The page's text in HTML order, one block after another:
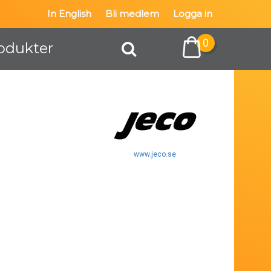
In English Bli medlem Logga in
0
www.jeco.se